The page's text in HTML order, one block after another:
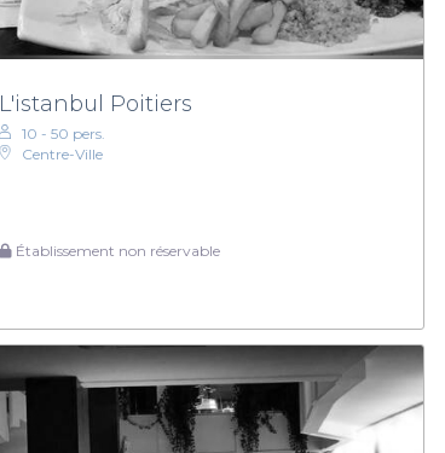
L'istanbul Poitiers
10 - 50 pers.
Centre-Ville
Établissement non réservable